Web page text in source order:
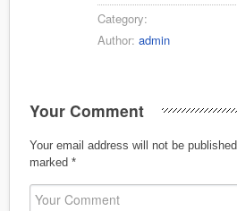
Category:
Author: admin
Your Comment
Your email address will not be published.
marked *